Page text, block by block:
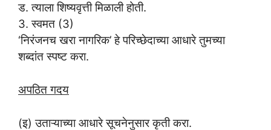
ड. त्याला शिष्यवृत्ती मिळाली होती.
3. स्वमत (3)
‘निरंजनच खरा नागरिक’ हे परिच्छेदाच्या आधारे तुमच्या
शब्दांत स्पष्ट करा.
अपठित गदय
(इ) उताऱ्याच्या आधारे सूचनेनुसार कृती करा.